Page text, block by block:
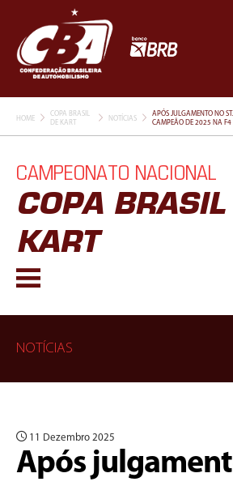
HOME
COPA BRASIL
DE KART
NOTÍCIAS
APÓS JULGAMENTO NO
CAMPEÃO DE 2025 NA F4
CAMPEONATO NACIONAL
COPA
KART
NOTÍCIAS
11 Dezembro 2025
Após